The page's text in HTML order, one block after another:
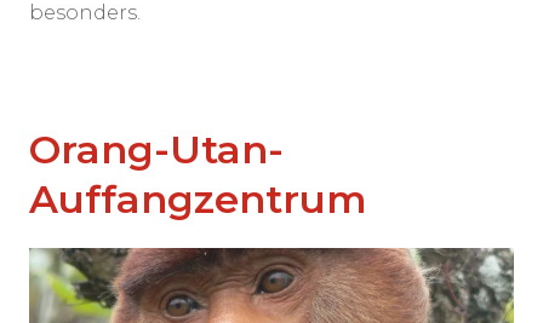
besonders.
Orang-Utan-
Auffangzentrum